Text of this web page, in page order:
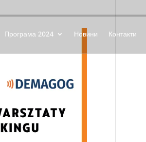
Програма 2024 Новини Контакти